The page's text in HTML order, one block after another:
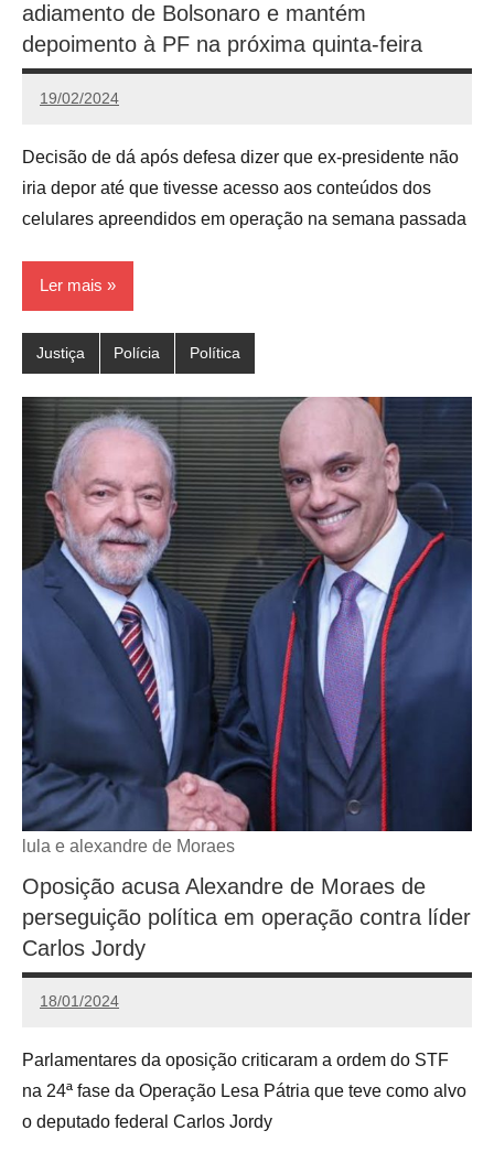
adiamento de Bolsonaro e mantém
depoimento à PF na próxima quinta-feira
19/02/2024
Redação
Decisão de dá após defesa dizer que ex-presidente não
iria depor até que tivesse acesso aos conteúdos dos
celulares apreendidos em operação na semana passada
Ler mais
Justiça Polícia Política
lula e alexandre de Moraes
Oposição acusa Alexandre de Moraes de
perseguição política em operação contra líder
Carlos Jordy
18/01/2024
Redação
Parlamentares da oposição criticaram a ordem do STF
na 24ª fase da Operação Lesa Pátria que teve como alvo
o deputado federal Carlos Jordy